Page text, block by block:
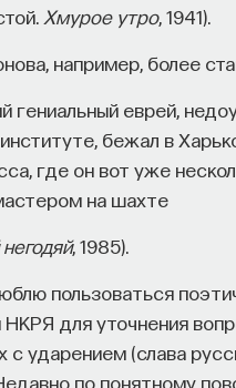
Хмурое утро, 1941).
например, более
гениальный еврей,
бежал в
где он вот уже
на шахте
, 1985).
пользоваться
для уточнения
с ударением (слава
по понятному
представления об
хорошо прижилась в
Сама идея была
последователем
Шахматова
Присёлковым,
канцелярии князя,
перед тем,
переставить
ложную дату,
перо.